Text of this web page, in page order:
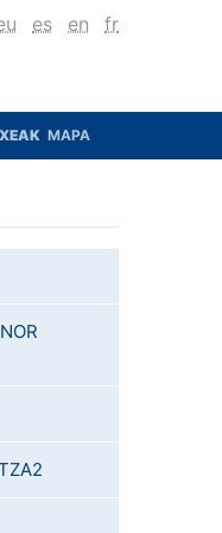
es en fr
MAPA